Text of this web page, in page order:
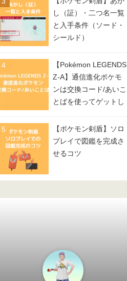
し（証）・二つ名一覧
と入手条件（ソード・
シールド）
【Pokémon LEGENDS
Z-A】通信進化ポケモ
ンは交換コード/あいこ
とばを使ってゲットし
【ポケモン剣盾】ソロ
プレイで図鑑を完成さ
せるコツ